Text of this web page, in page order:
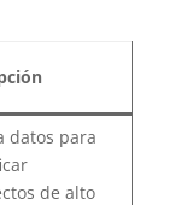
datos para
de alto